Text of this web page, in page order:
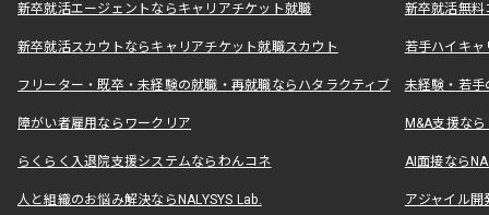
新卒就活エージェントならキャリアチケット就職 新卒就活無料
新卒就活スカウトならキャリアチケット就職スカウト 若手ハイキ
フリーター・既卒・未経験の就職・再就職ならハタラクティブ 未経験・若手
障がい者雇用ならワークリア M&A支援な
らくらく入退院支援システムならわんコネ AI面接なら
人と組織のお悩み解決ならNALYSYS Lab. アジャイル